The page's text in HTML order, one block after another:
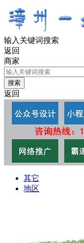
输入关键词搜索
返回
商家
返回
其它
地区